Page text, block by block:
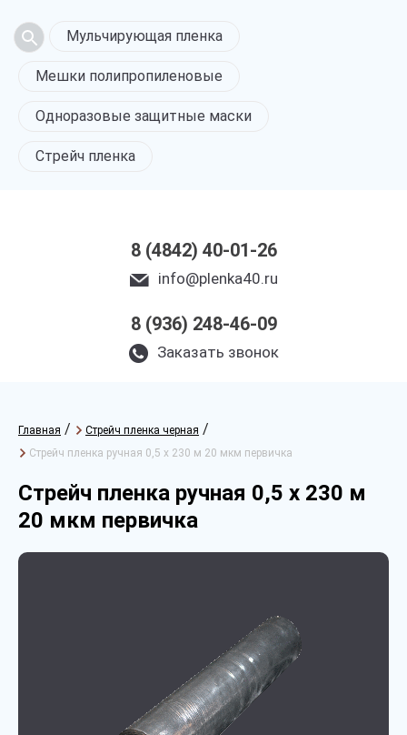
Мульчирующая пленка
Мешки полипропиленовые
Одноразовые защитные маски
Стрейч пленка
8 (4842) 40-01-26
info@plenka40.ru
8 (936) 248-46-09
Заказать звонок
Главная / Стрейч пленка черная /
Стрейч пленка ручная 0,5 х 230 м 20 мкм первичка
Стрейч пленка ручная 0,5 х 230 м
20 мкм первичка